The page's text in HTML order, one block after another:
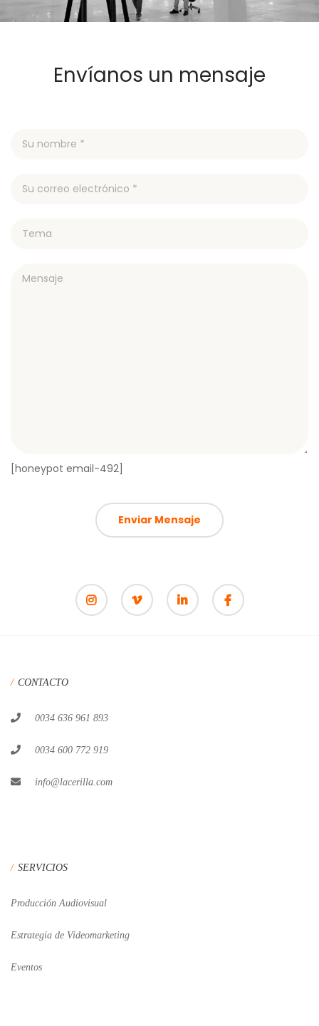
Envíanos un mensaje
[honeypot email-492]
CONTACTO
0034 636 961 893
0034 600 772 919
info@lacerilla.com
SERVICIOS
Producción Audiovisual
Estrategia de Videomarketing
Eventos